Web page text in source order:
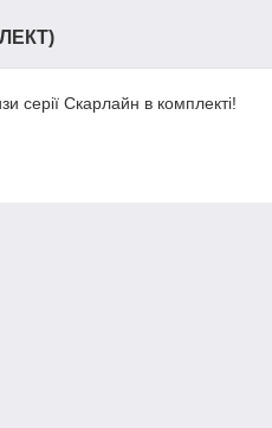
серії Скарлайн в комплекті!